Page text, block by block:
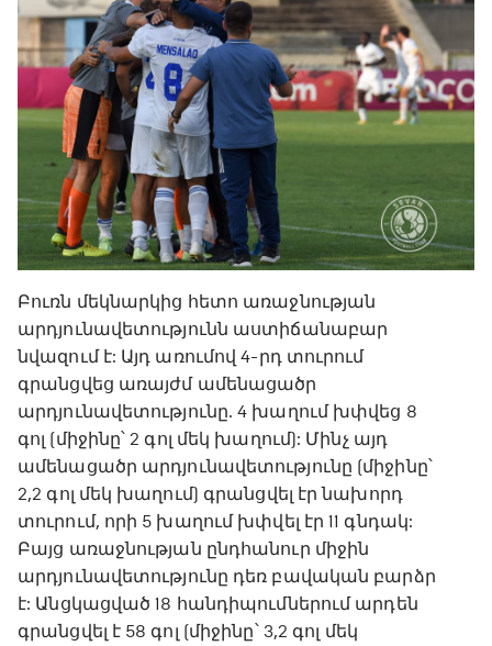
Բուռն մեկնարկից հետո առաջնության
արդյունավետությունն աստիճանաբար
նվազում է: Այդ առումով 4-րդ տուրում
գրանցվեց առայժմ ամենացածր
արդյունավետությունը. 4 խաղում խփվեց 8
գոլ (միջինը՝ 2 գոլ մեկ խաղում): Մինչ այդ
ամենացածր արդյունավետությունը (միջինը՝
2,2 գոլ մեկ խաղում) գրանցվել էր նախորդ
տուրում, որի 5 խաղում խփվել էր 11 գնդակ:
Բայց առաջնության ընդհանուր միջին
արդյունավետությունը դեռ բավական բարձր
է: Անցկացված 18 հանդիպումներում արդեն
գրանցվել է 58 գոլ (միջինը՝ 3,2 գոլ մեկ